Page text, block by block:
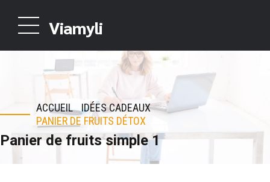
Viamyli
ACCUEIL
IDÉES CADEAUX
PANIER DE FRUITS DÉTOX
Panier de fruits simple 1